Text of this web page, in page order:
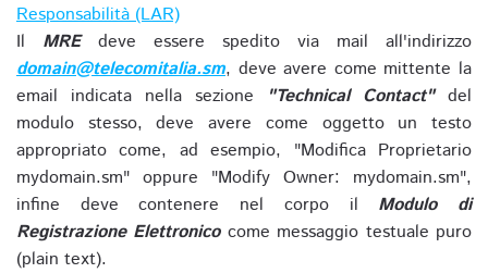
Responsabilità (LAR)
Il MREdeve essere spedito via mail all'indirizzo
domain@telecomitalia.sm, deve avere come mittente la
email indicata nella sezione
"Technical Contact"del
modulo stesso, deve avere come oggetto un testo
appropriato come, ad esempio, "Modifica Proprietario
mydomain.sm" oppure "Modify Owner: mydomain.sm",
infine deve contenere nel corpo il Modulo di
Registrazione Elettronicocome messaggio testuale puro
(plain text).